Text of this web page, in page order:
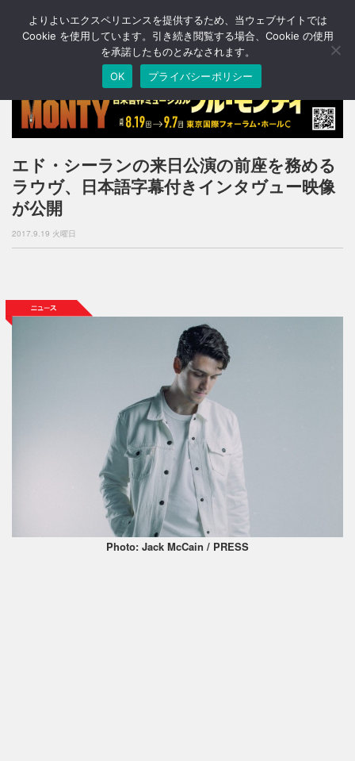
T
o
n
a
v
i
g
a
n
エド・シーランの来日公演の前座を務める
ラウヴ、日本語字幕付きインタヴュー映像
が公開
2017.9.19 火曜日
Photo: Jack McCain / PRESS
よりよいエクスペリエンスを提供するため、当ウェブサイトでは
Cookie を使用しています。引き続き閲覧する場合、Cookie の使用
を承諾したものとみなされます。
OK
プライバシーポリシー